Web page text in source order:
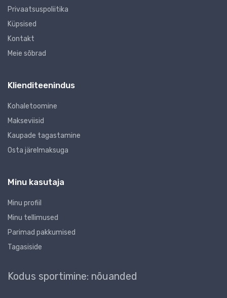
Privaatsuspoliitika
Küpsised
Kontakt
Meie sõbrad
Klienditeenindus
Kohaletoomine
Makseviisid
Kaupade tagastamine
Osta järelmaksuga
Minu kasutaja
Minu profiil
Minu tellimused
Parimad pakkumised
Tagasiside
Kodus sportimine: nõuanded